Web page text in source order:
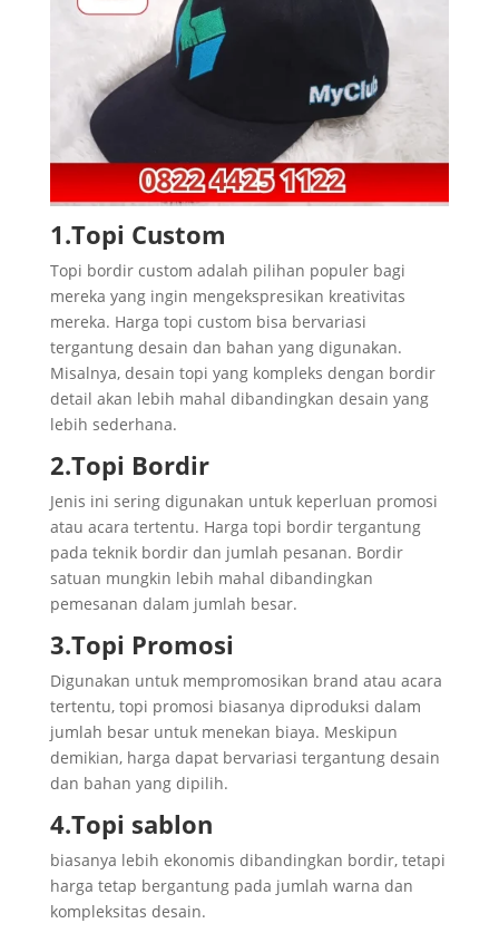
1.Topi Custom
Topi bordir custom adalah pilihan populer bagi
mereka yang ingin mengekspresikan kreativitas
mereka. Harga topi custom bisa bervariasi
tergantung desain dan bahan yang digunakan.
Misalnya, desain topi yang kompleks dengan bordir
detail akan lebih mahal dibandingkan desain yang
lebih sederhana.
2.Topi Bordir
Jenis ini sering digunakan untuk keperluan promosi
atau acara tertentu. Harga topi bordir tergantung
pada teknik bordir dan jumlah pesanan. Bordir
satuan mungkin lebih mahal dibandingkan
pemesanan dalam jumlah besar.
3.Topi Promosi
Digunakan untuk mempromosikan brand atau acara
tertentu, topi promosi biasanya diproduksi dalam
jumlah besar untuk menekan biaya. Meskipun
demikian, harga dapat bervariasi tergantung desain
dan bahan yang dipilih.
4.Topi sablon
biasanya lebih ekonomis dibandingkan bordir, tetapi
harga tetap bergantung pada jumlah warna dan
kompleksitas desain.